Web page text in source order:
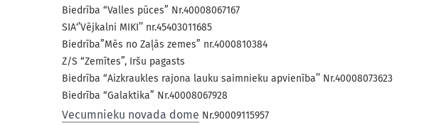
Biedrība “Valles pūces” Nr.40008067167
SIA‘’Vējkalni MIKI’’ nr.45403011685
Biedrība”Mēs no Zaļās zemes” nr.4000810384
Z/S “Zemītes”, Iršu pagasts
Biedrība “Aizkraukles rajona lauku saimnieku apvienība’’ Nr.40008073623
Biedrība “Galaktika” Nr.40008067928
Vecumnieku novada dome Nr.90009115957